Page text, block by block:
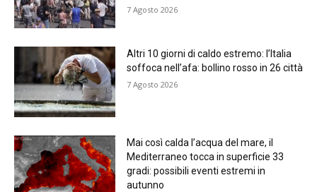
7 Agosto 2026
Altri 10 giorni di caldo estremo: l’Italia
soffoca nell’afa: bollino rosso in 26 città
7 Agosto 2026
Mai così calda l’acqua del mare, il
Mediterraneo tocca in superficie 33
gradi: possibili eventi estremi in
autunno